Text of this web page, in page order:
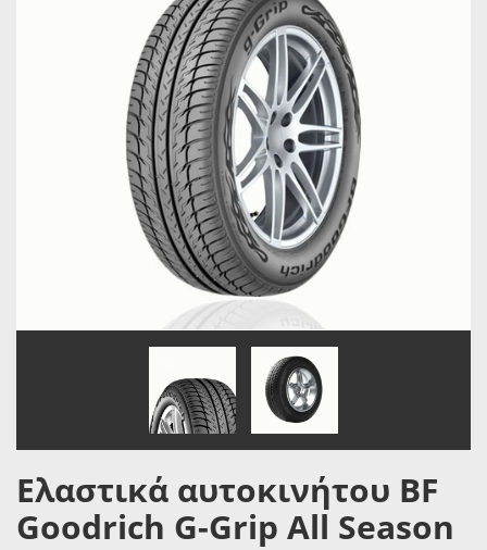
Ελαστικά αυτοκινήτου BF
Goodrich G-Grip All Season